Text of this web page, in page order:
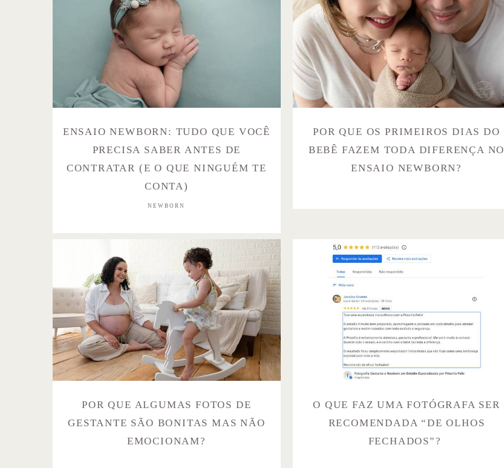
ENSAIO NEWBORN: TUDO QUE VOCÊ
PRECISA SABER ANTES DE
CONTRATAR (E O QUE NINGUÉM TE
CONTA)
NEWBORN
POR QUE OS PRIMEIROS DIAS DO
BEBÊ FAZEM TODA DIFERENÇA NO
ENSAIO NEWBORN?
POR QUE ALGUMAS FOTOS DE
GESTANTE SÃO BONITAS MAS NÃO
EMOCIONAM?
O QUE FAZ UMA FOTÓGRAFA SER
RECOMENDADA “DE OLHOS
FECHADOS”?